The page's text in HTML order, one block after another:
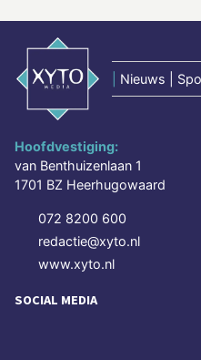
Nieuws |
Hoofdvestiging:
van Benthuizenlaan 1
1701 BZ Heerhugowaard
072 8200 600
redactie@xyto.nl
www.xyto.nl
SOCIAL MEDIA